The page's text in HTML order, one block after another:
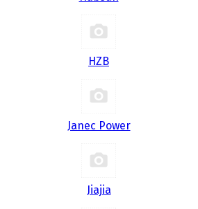
HZB
Janec Power
Jiajia